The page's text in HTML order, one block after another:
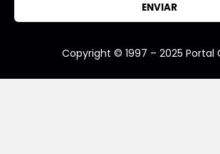
ENVIAR
Copyright © 1997 – 2025 Portal